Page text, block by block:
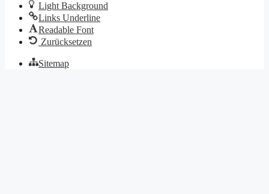
Light Background
Links Underline
Readable Font
Zurücksetzen
Sitemap